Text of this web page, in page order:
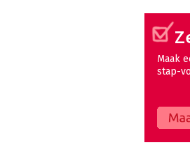
Maak
stap-
Maak